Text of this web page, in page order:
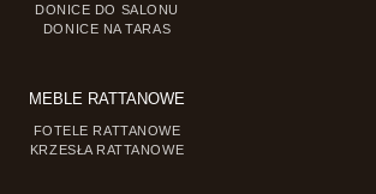
DONICE DO SALONU
DONICE NA TARAS
MEBLE RATTANOWE
FOTELE RATTANOWE
KRZESŁA RATTANOWE